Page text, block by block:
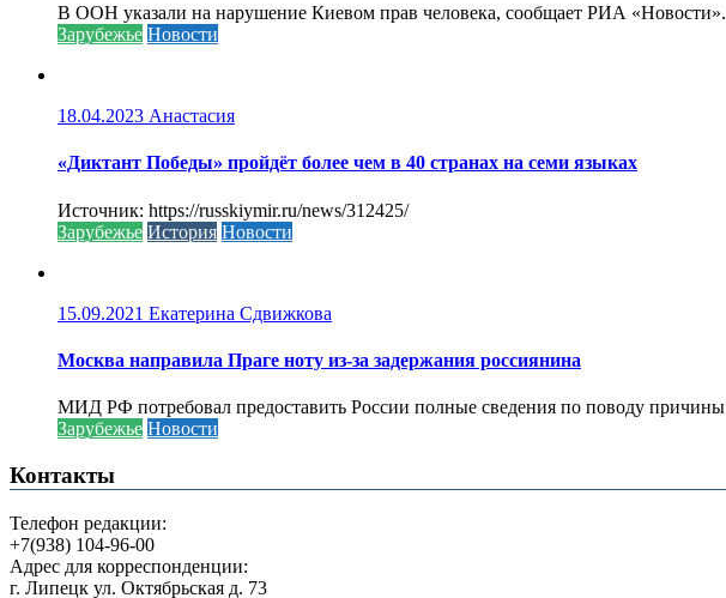
В ООН указали на нарушение Киевом прав человека, сообщает РИА
Зарубежье Новости
18.04.2023 Анастасия
«Диктант Победы» пройдёт более чем в 40 странах на семи языках
Источник: https://russkiymir.ru/news/312425/
Зарубежье История Новости
15.09.2021 Екатерина Сдвижкова
Москва направила Праге ноту из-за задержания россиянина
МИД РФ потребовал предоставить России полные сведения по поводу причины
Зарубежье Новости
Контакты
Телефон редакции:
+7(938) 104-96-00
Адрес для корреспонденции:
г. Липецк ул. Октябрьская д. 73